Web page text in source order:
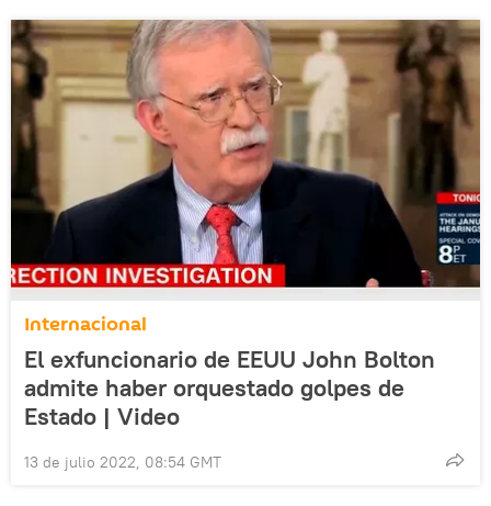
Internacional
El exfuncionario de EEUU John Bolton
admite haber orquestado golpes de
Estado | Video
13 de julio 2022, 08:54 GMT